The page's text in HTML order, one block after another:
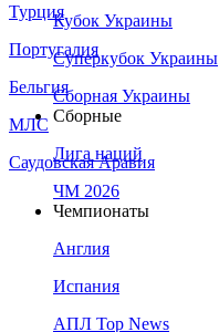
Турция
Португалия
Бельгия
МЛС
Саудовская Аравия
Кубок Украины
Суперкубок Украины
Сборная Украины
Сборные
Лига наций
ЧМ 2026
Чемпионаты
Англия
Испания
АПЛ Top News